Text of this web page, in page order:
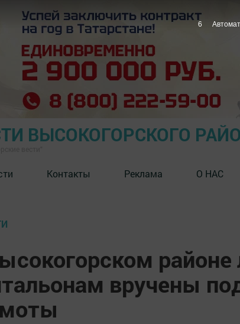
ВЫСОКОГОРСКОГО
Контакты Реклама О НАС
вручены
5